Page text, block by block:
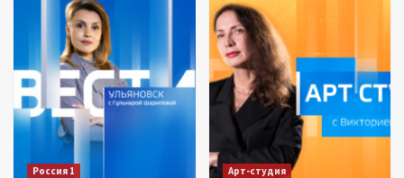
Россия 1 Арт-студия